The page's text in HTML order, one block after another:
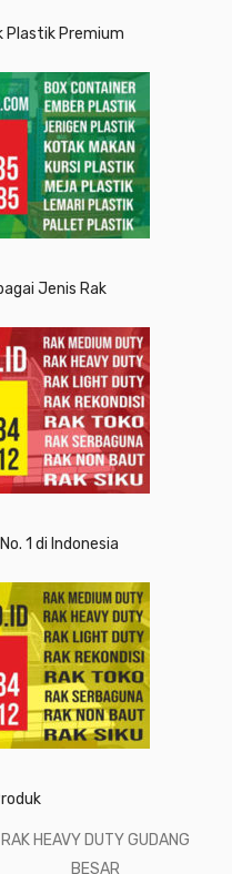
Plastik Premium
Jenis Rak
1 di Indonesia
RAK HEAVY DUTY GUDANG
BESAR